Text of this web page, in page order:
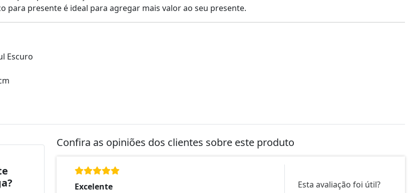
para presente é ideal para agregar mais valor ao seu presente.
Escuro
Confira as opiniões dos clientes sobre este produto
Excelente
Esta avaliação foi útil?